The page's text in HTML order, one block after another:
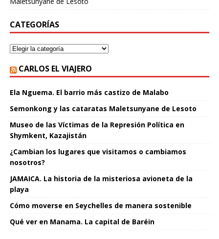
CATEGORÍAS
CARLOS EL VIAJERO
Ela Nguema. El barrio más castizo de Malabo
Semonkong y las cataratas Maletsunyane de Lesoto
Museo de las Víctimas de la Represión Política en
Shymkent, Kazajistán
¿Cambian los lugares que visitamos o cambiamos
nosotros?
JAMAICA. La historia de la misteriosa avioneta de la
playa
Cómo moverse en Seychelles de manera sostenible
Qué ver en Manama. La capital de Baréin